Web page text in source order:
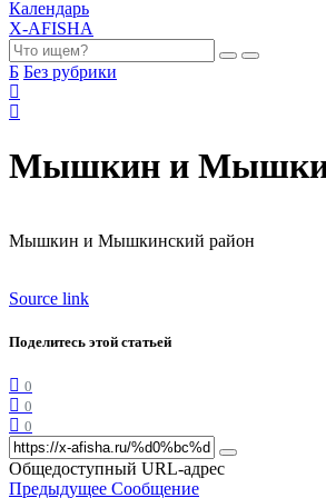
Календарь
X-AFISHA
Б Без рубрики
Мышкин и
Мышкин и Мышкинский район
Source link
Поделитесь этой статьей
0
0
0
Общедоступный URL-адрес
Предыдущее Сообщение